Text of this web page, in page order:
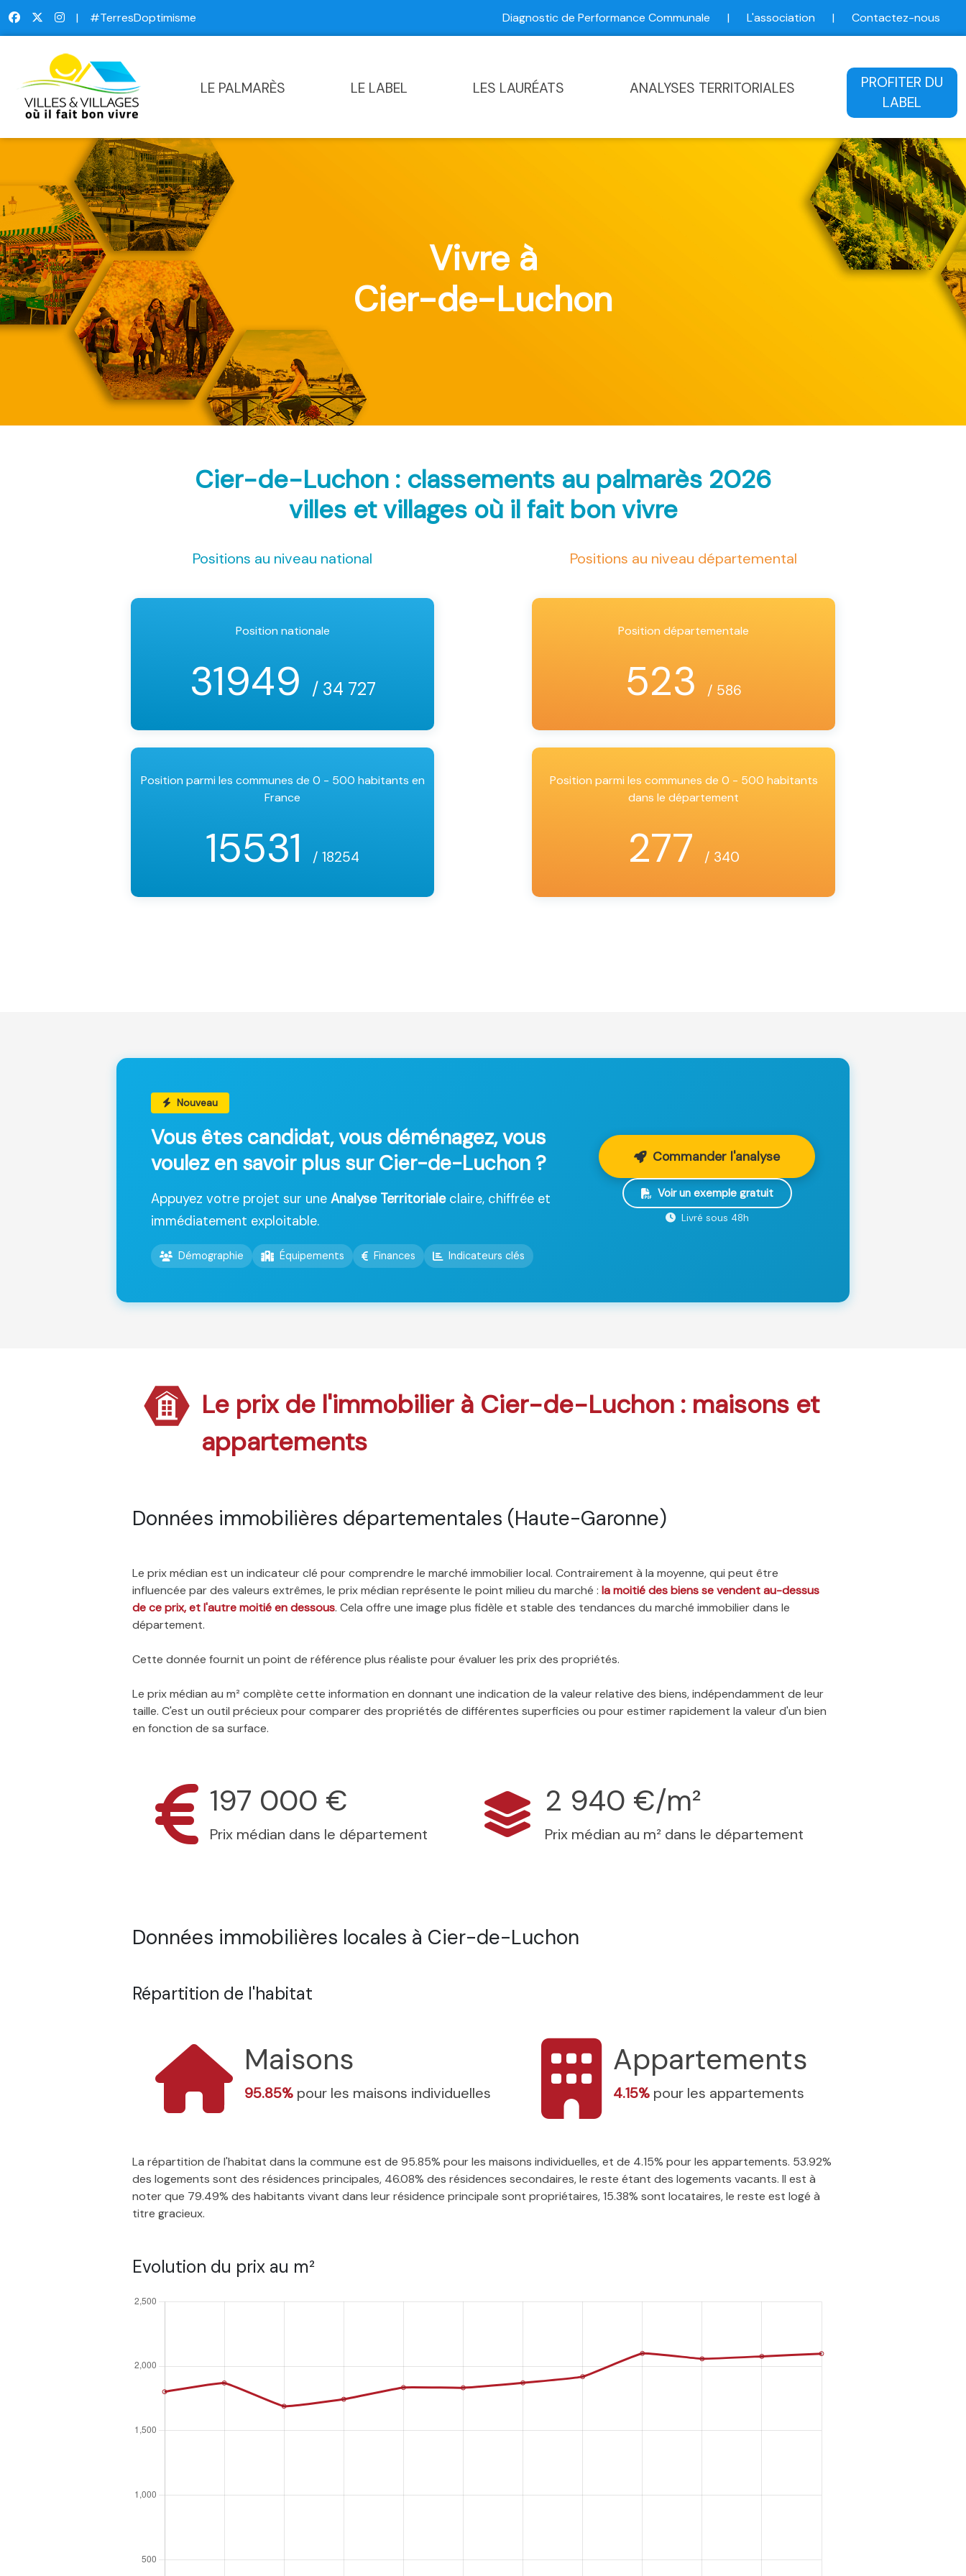
| #TerresDoptimisme Diagnostic de Performance Communale | L'association | Contactez-nous
LE PALMARÈS LE LABEL LES LAURÉATS ANALYSES TERRITORIALES
PROFITER DU
LABEL
Vivre à
Cier-de-Luchon
Cier-de-Luchon : classements au palmarès 2026
villes et villages où il fait bon vivre
Positions au niveau national
Position nationale
31949 / 34 727
Position parmi les communes de 0 - 500 habitants en
France
15531 / 18254
Positions au niveau départemental
Position départementale
523 / 586
Position parmi les communes de 0 - 500 habitants
dans le département
277 / 340
Nouveau
Vous êtes candidat, vous déménagez, vous
voulez en savoir plus sur Cier-de-Luchon ?
Appuyez votre projet sur une Analyse Territorialeclaire, chiffrée et
immédiatement exploitable.
Démographie Équipements Finances Indicateurs clés
Commander l'analyse
Voir un exemple gratuit
Livré sous 48h
Le prix de l'immobilier à Cier-de-Luchon : maisons et
appartements
Données immobilières départementales (Haute-Garonne)
Le prix médian est un indicateur clé pour comprendre le marché immobilier local. Contrairement à la moyenne, qui peut être
influencée par des valeurs extrêmes, le prix médian représente le point milieu du marché : la moitié des biens se vendent au-dessus
de ce prix, et l'autre moitié en dessous. Cela offre une image plus fidèle et stable des tendances du marché immobilier dans le
département.
Cette donnée fournit un point de référence plus réaliste pour évaluer les prix des propriétés.
Le prix médian au m² complète cette information en donnant une indication de la valeur relative des biens, indépendamment de leur
taille. C'est un outil précieux pour comparer des propriétés de différentes superficies ou pour estimer rapidement la valeur d'un bien
en fonction de sa surface.
197 000 €
Prix médian dans le département
2 940 €/m²
Prix médian au m² dans le département
Données immobilières locales à Cier-de-Luchon
Répartition de l'habitat
Maisons
95.85% pour les maisons individuelles
Appartements
4.15% pour les appartements
La répartition de l'habitat dans la commune est de 95.85% pour les maisons individuelles, et de 4.15% pour les appartements. 53.92%
des logements sont des résidences principales, 46.08% des résidences secondaires, le reste étant des logements vacants. Il est à
noter que 79.49% des habitants vivant dans leur résidence principale sont propriétaires, 15.38% sont locataires, le reste est logé à
titre gracieux.
Evolution du prix au m²